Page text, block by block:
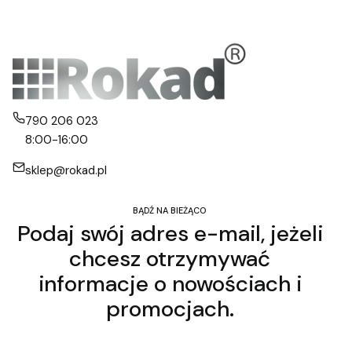
790 206 023
8:00-16:00
sklep@rokad.pl
BĄDŹ NA BIEŻĄCO
Podaj swój adres e-mail, jeżeli
chcesz otrzymywać
informacje o nowościach i
promocjach.